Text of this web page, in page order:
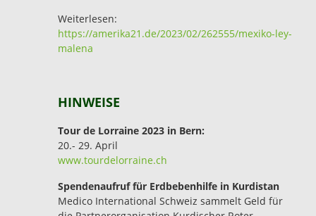
Weiterlesen:
https://amerika21.de/2023/02/262555/mexiko-ley-
malena
HINWEISE
Tour de Lorraine 2023 in Bern:
20.- 29. April
www.tourdelorraine.ch
Spendenaufruf für Erdbebenhilfe in Kurdistan
Medico International Schweiz sammelt Geld für